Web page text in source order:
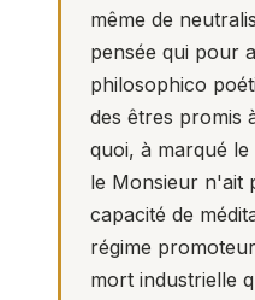
même de
pensée qui pour
philosophico
des êtres promis
quoi, à marqué le
le Monsieur n'ait
capacité de
régime
mort industrielle